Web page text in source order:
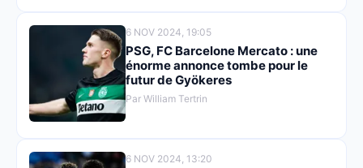
6 NOV 2024, 19:05
PSG, FC Barcelone Mercato : une
énorme annonce tombe pour le
futur de Gyökeres
Par William Tertrin
6 NOV 2024, 13:20